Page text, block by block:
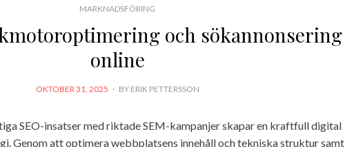
MARKNADSFÖRING
och sökannonsering
online
POSTED
OKTOBER 31, 2025 BY ERIK PETTERSSON
SEO-insatser med riktade SEM-kampanjer skapar en kraftfull digital
Genom att optimera webbplatsens innehåll och tekniska struktur samt